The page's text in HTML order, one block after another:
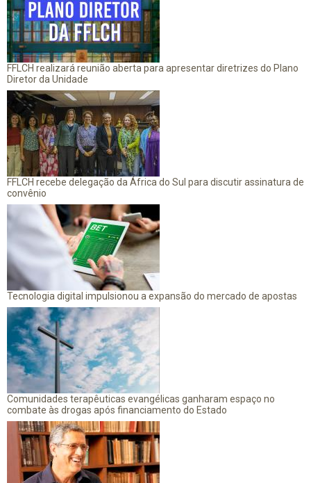
FFLCH realizará reunião aberta para apresentar diretrizes do Plano
Diretor da Unidade
FFLCH recebe delegação da África do Sul para discutir assinatura de
convênio
Tecnologia digital impulsionou a expansão do mercado de apostas
Comunidades terapêuticas evangélicas ganharam espaço no
combate às drogas após financiamento do Estado